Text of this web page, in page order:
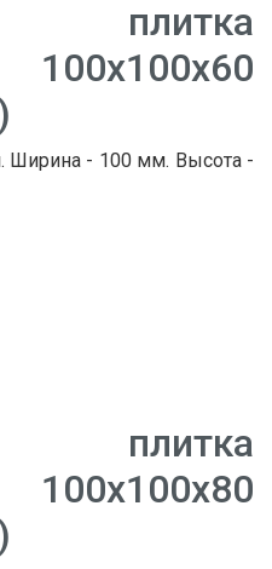
плитка
Ширина - 100 мм. Высота -
плитка